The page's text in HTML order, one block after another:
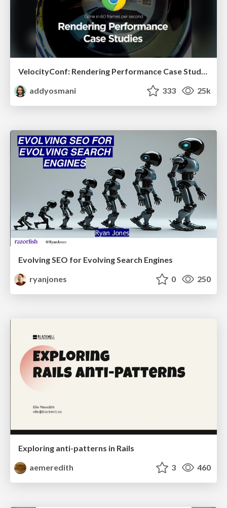
addyosmani
333 25k
Evolving SEO for Evolving Search Engines
ryanjones
0 250
Exploring anti-patterns in Rails
aemeredith
3 460